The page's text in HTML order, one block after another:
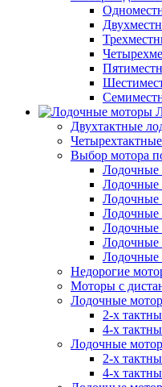
Двухтактные
Выбор мотора
Лодочные
Лодочные
Лодочные
Лодочные
Лодочные
Лодочные
Лодочные
Недорогие
Моторы с
Лодочные
2-х
4-х
Лодочные
2-х
4-х